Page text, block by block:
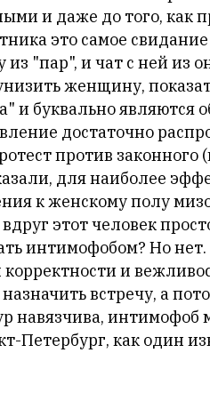
и даже до того, как
это самое
из "пар", и чат с ней из
женщину,
и буквально
достаточно
против
для наиболее
к женскому полу
этот человек
интимофобом? Но
и
встречу, а
навязчива,
Петербург, как один